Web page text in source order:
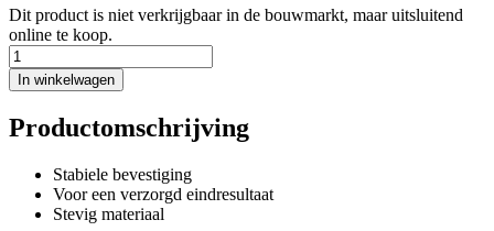
Dit product is niet verkrijgbaar in de bouwmarkt, maar uitsluitend
online te koop.
In winkelwagen
Productomschrijving
Stabiele bevestiging
Voor een verzorgd eindresultaat
Stevig materiaal